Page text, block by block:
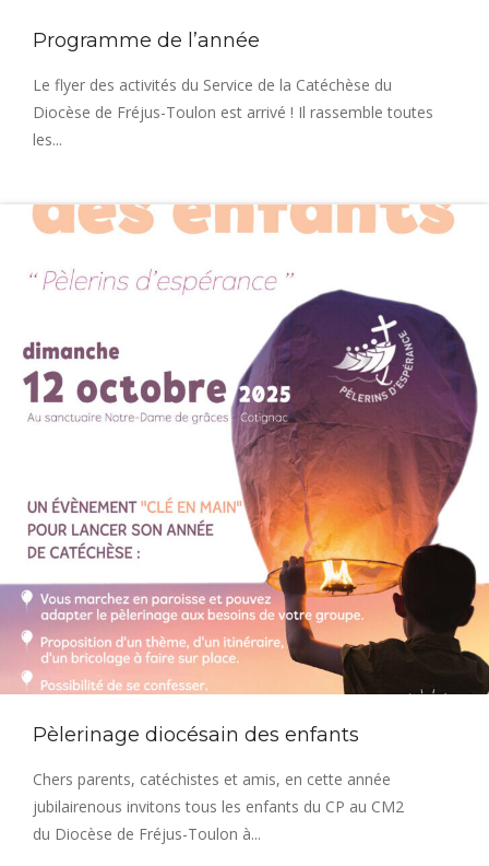
Programme de l’année
Le flyer des activités du Service de la Catéchèse du
Diocèse de Fréjus-Toulon est arrivé ! Il rassemble toutes
les...
Pèlerinage diocésain des enfants
Chers parents, catéchistes et amis, en cette année
jubilairenous invitons tous les enfants du CP au CM2
du Diocèse de Fréjus-Toulon à...